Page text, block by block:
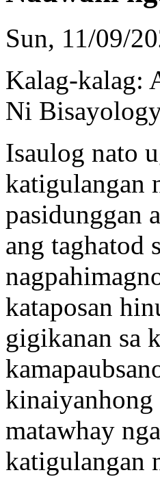
Sun, 11/09/
Kalag-kalag:
Ni
Isaulog nato
katigulangan
pasidunggan
ang taghatod
kataposan
gigikanan sa
kinaiyanhong
matawhay
katigulangan